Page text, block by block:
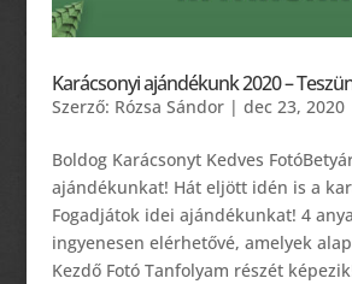
Karácsonyi ajándékunk 2020 –
Szerző: Rózsa Sándor| dec 23, 2020
Boldog Karácsonyt Kedves
ajándékunkat! Hát eljött idén is a
Fogadjátok idei ajándékunkat! 4
ingyenesen elérhetővé, amelyek
Kezdő Fotó Tanfolyam részét